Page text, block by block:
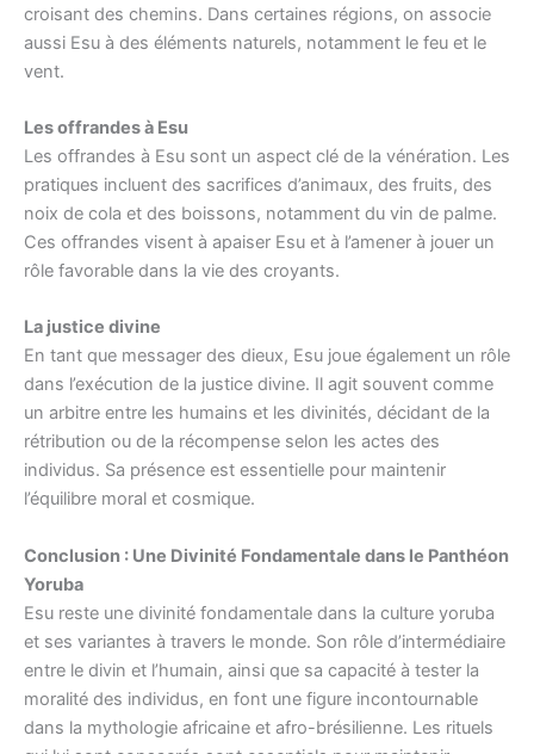
croisant des chemins. Dans certaines régions, on associe
aussi Esu à des éléments naturels, notamment le feu et le
vent.
Les offrandes à Esu
Les offrandes à Esu sont un aspect clé de la vénération. Les
pratiques incluent des sacrifices d’animaux, des fruits, des
noix de cola et des boissons, notamment du vin de palme.
Ces offrandes visent à apaiser Esu et à l’amener à jouer un
rôle favorable dans la vie des croyants.
La justice divine
En tant que messager des dieux, Esu joue également un rôle
dans l’exécution de la justice divine. Il agit souvent comme
un arbitre entre les humains et les divinités, décidant de la
rétribution ou de la récompense selon les actes des
individus. Sa présence est essentielle pour maintenir
l’équilibre moral et cosmique.
Conclusion : Une Divinité Fondamentale dans le Panthéon
Yoruba
Esu reste une divinité fondamentale dans la culture yoruba
et ses variantes à travers le monde. Son rôle d’intermédiaire
entre le divin et l’humain, ainsi que sa capacité à tester la
moralité des individus, en font une figure incontournable
dans la mythologie africaine et afro-brésilienne. Les rituels